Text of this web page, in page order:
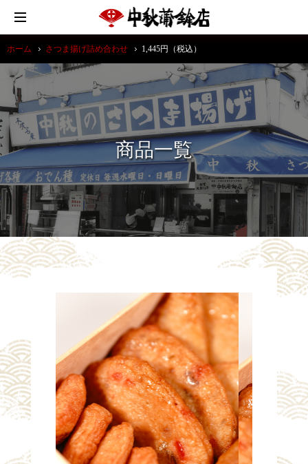
ホーム さつま揚げ詰め合わせ 1,445円（税込）
商品一覧